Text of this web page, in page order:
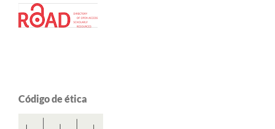
Código de ética